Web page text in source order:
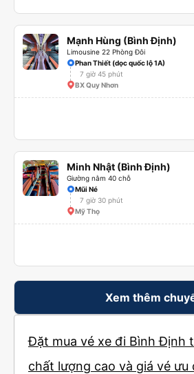
Mạnh Hùng (Bình Định)
Limousine 22 Phòng Đôi
Phan Thiết (dọc quốc lộ 1A)
7 giờ 45 phút
BX Quy Nhơn
Minh Nhật (Bình Định)
Giường nằm 40 chỗ
Mũi Né
7 giờ 30 phút
Mỹ Thọ
Xem thêm
Đặt mua vé xe đi Bình Định
chất lượng cao và giá vé ưu